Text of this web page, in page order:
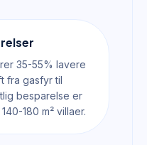
35-55% lavere
fra gasfyr til
besparelse er
180 m² villaer.